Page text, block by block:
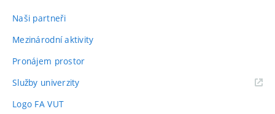
Naši partneři
Mezinárodní aktivity
Pronájem prostor
Služby univerzity
Logo FA VUT